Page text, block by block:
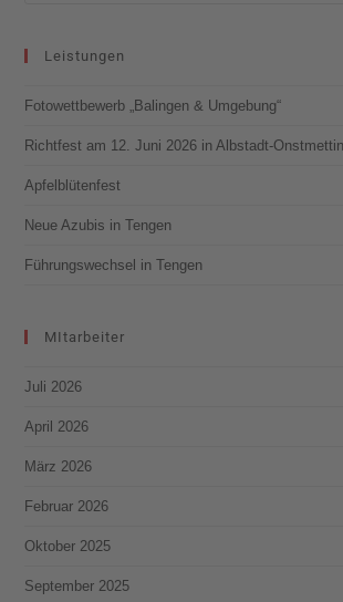
Leistungen
Fotowettbewerb „Balingen & Umgebung“
Richtfest am 12. Juni 2026 in Albstadt-
Apfelblütenfest
Neue Azubis in Tengen
Führungswechsel in Tengen
MItarbeiter
Juli 2026
April 2026
März 2026
Februar 2026
Oktober 2025
September 2025